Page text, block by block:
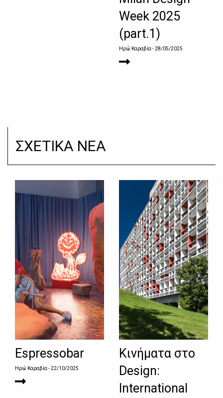
Week 2025
(part.1)
Ηρώ Καραβία - 28/05/2025
ΣΧΕΤΙΚΑ ΝΕΑ
Espressobar
Ηρώ Καραβία- 22/10/2025
Κινήματα στο
Design:
International